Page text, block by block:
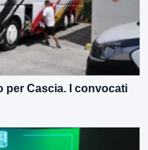
per Cascia. I convocati